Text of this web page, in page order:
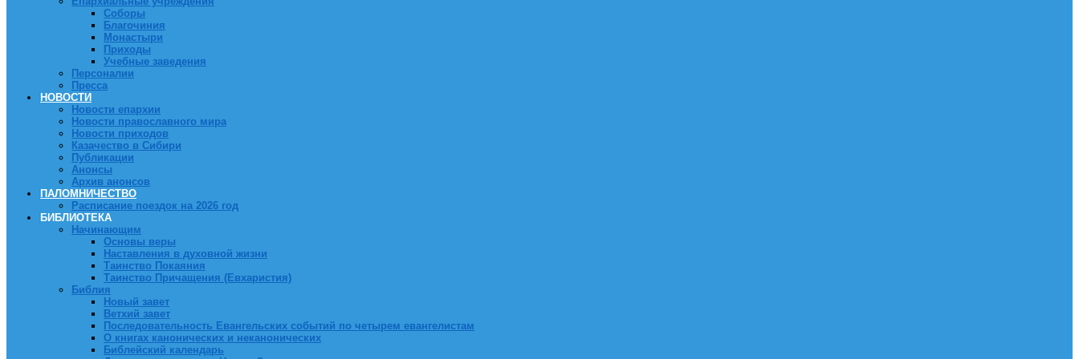
Соборы
Благочиния
Монастыри
Приходы
Учебные заведения
Персоналии
Пресса
НОВОСТИ
Новости епархии
Новости православного мира
Новости приходов
Казачество в Сибири
Публикации
Анонсы
Архив анонсов
ПАЛОМНИЧЕСТВО
Расписание поездок на 2026 год
БИБЛИОТЕКА
Начинающим
Основы веры
Наставления в духовной жизни
Таинство Покаяния
Таинство Причащения (Евхаристия)
Библия
Новый завет
Ветхий завет
Последовательность Евангельских событий по четырем евангелистам
О книгах канонических и неканонических
Библейский календарь